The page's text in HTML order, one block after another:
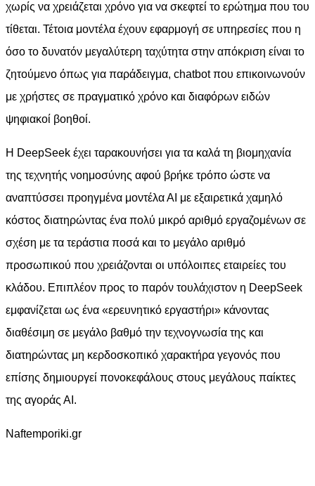
χωρίς να χρειάζεται χρόνο για να σκεφτεί το ερώτημα που του
τίθεται. Τέτοια μοντέλα έχουν εφαρμογή σε υπηρεσίες που η
όσο το δυνατόν μεγαλύτερη ταχύτητα στην απόκριση είναι το
ζητούμενο όπως για παράδειγμα, chatbot που επικοινωνούν
με χρήστες σε πραγματικό χρόνο και διαφόρων ειδών
ψηφιακοί βοηθοί.
Η DeepSeek έχει ταρακουνήσει για τα καλά τη βιομηχανία
της τεχνητής νοημοσύνης αφού βρήκε τρόπο ώστε να
αναπτύσσει προηγμένα μοντέλα ΑΙ με εξαιρετικά χαμηλό
κόστος διατηρώντας ένα πολύ μικρό αριθμό εργαζομένων σε
σχέση με τα τεράστια ποσά και το μεγάλο αριθμό
προσωπικού που χρειάζονται οι υπόλοιπες εταιρείες του
κλάδου. Επιπλέον προς το παρόν τουλάχιστον η DeepSeek
εμφανίζεται ως ένα «ερευνητικό εργαστήρι» κάνοντας
διαθέσιμη σε μεγάλο βαθμό την τεχνογνωσία της και
διατηρώντας μη κερδοσκοπικό χαρακτήρα γεγονός που
επίσης δημιουργεί πονοκεφάλους στους μεγάλους παίκτες
της αγοράς ΑΙ.
Naftemporiki.gr